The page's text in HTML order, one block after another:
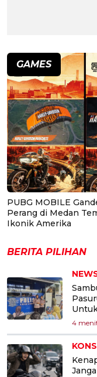
GAMES
PUBG MOBILE
Perang di Medan
Ikonik Amerika
BERITA PILIHAN
4